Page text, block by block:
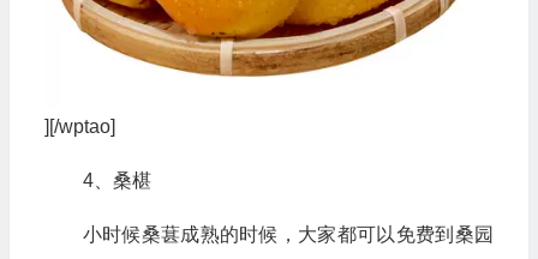
][/wptao]
4、桑椹
小时候桑葚成熟的时候，大家都可以免费到桑园